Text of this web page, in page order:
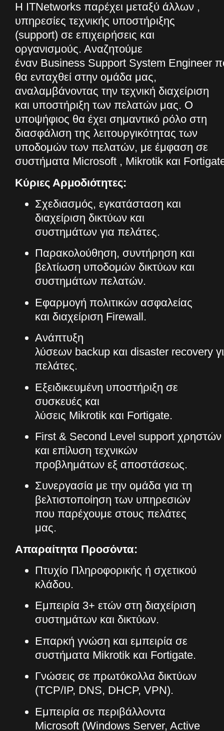
Η ITNetworks παρέχει μεταξύ άλλων ,
υπηρεσίες τεχνικής υποστήριξης
(support) σε επιχειρήσεις και
οργανισμούς. Αναζητούμε
έναν Business Support System Engineer
θα ενταχθεί στην ομάδα μας,
αναλαμβάνοντας την τεχνική διαχείριση
και υποστήριξη των πελατών μας. Ο
υποψήφιος θα έχει σημαντικό ρόλο στη
διασφάλιση της λειτουργικότητας των
υποδομών των πελατών, με έμφαση σε
συστήματα Microsoft , Mikrotik και
Κύριες Αρμοδιότητες:
Σχεδιασμός, εγκατάσταση και
διαχείριση δικτύων και
συστημάτων για πελάτες.
Παρακολούθηση, συντήρηση και
βελτίωση υποδομών δικτύων και
συστημάτων πελατών.
Εφαρμογή πολιτικών ασφαλείας
και διαχείριση Firewall.
Ανάπτυξη
λύσεων backup και disaster recovery
πελάτες.
Εξειδικευμένη υποστήριξη σε
συσκευές και
λύσεις Mikrotik και Fortigate.
First & Second Level support χρηστών
και επίλυση τεχνικών
προβλημάτων εξ αποστάσεως.
Συνεργασία με την ομάδα για τη
βελτιστοποίηση των υπηρεσιών
που παρέχουμε στους πελάτες
μας.
Απαραίτητα Προσόντα:
Πτυχίο Πληροφορικής ή σχετικού
κλάδου.
Εμπειρία 3+ ετών στη διαχείριση
συστημάτων και δικτύων.
Επαρκή γνώση και εμπειρία σε
συστήματα Mikrotik και Fortigate.
Γνώσεις σε πρωτόκολλα δικτύων
(TCP/IP, DNS, DHCP, VPN).
Εμπειρία σε περιβάλλοντα
Microsoft (Windows Server, Active